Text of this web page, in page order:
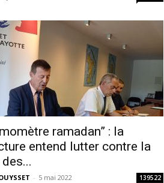
ramadan” : la
entend lutter contre la
- 5 mai 2022 139522